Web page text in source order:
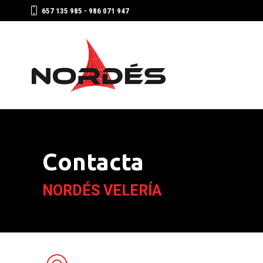
657 135 985 - 986 071 947
Contacta
NORDÉS VELERÍA